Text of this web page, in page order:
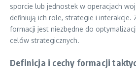
sporcie lub jednostek w operacjach
definiują ich role, strategie i interakcje.
formacji jest niezbędne do
celów strategicznych.
Definicja i cechy formacji